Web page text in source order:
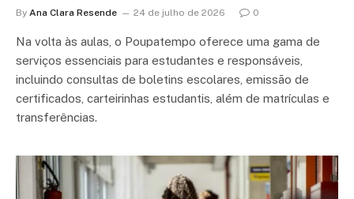
By Ana Clara Resende 24 de julho de 2026 0
Na volta às aulas, o Poupatempo oferece uma gama de
serviços essenciais para estudantes e responsáveis,
incluindo consultas de boletins escolares, emissão de
certificados, carteirinhas estudantis, além de matrículas e
transferências.